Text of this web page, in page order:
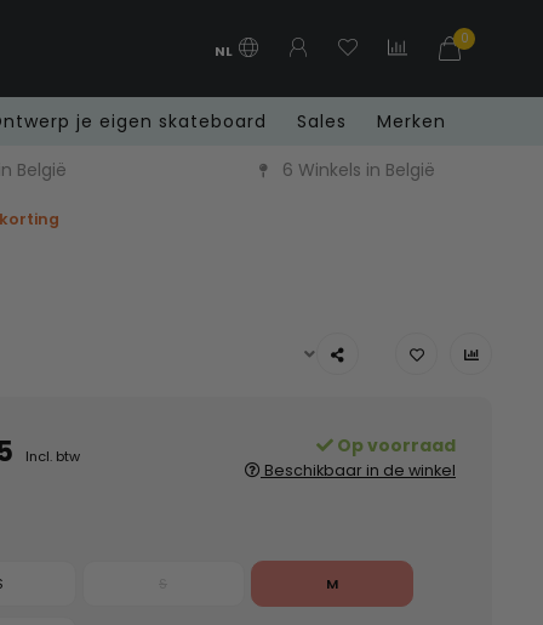
NL
0
je eigen skateboard Sales
Merken
België 6 Winkels in België
Incl. btw Op voorraad
Beschikbaar in de winkel
M